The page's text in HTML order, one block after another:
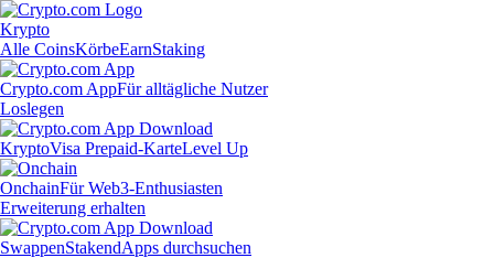
Krypto
Alle CoinsKörbeEarnStaking
Crypto.com AppFür alltägliche Nutzer
Loslegen
KryptoVisa Prepaid-KarteLevel Up
OnchainFür Web3-Enthusiasten
Erweiterung erhalten
SwappenStakendApps durchsuchen